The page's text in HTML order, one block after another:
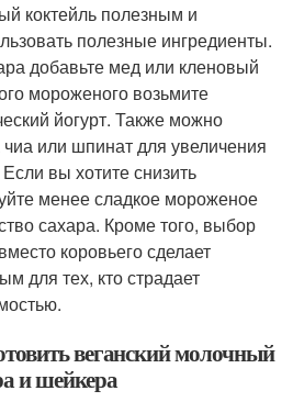
коктейль полезным и
полезные ингредиенты.
добавьте мед или кленовый
мороженого возьмите
йогурт. Также можно
или шпинат для увеличения
вы хотите снизить
менее сладкое мороженое
сахара. Кроме того, выбор
коровьего сделает
для тех, кто страдает
веганский молочный
и шейкера